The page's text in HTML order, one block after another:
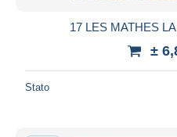
17 LES MATHES
±
Stato